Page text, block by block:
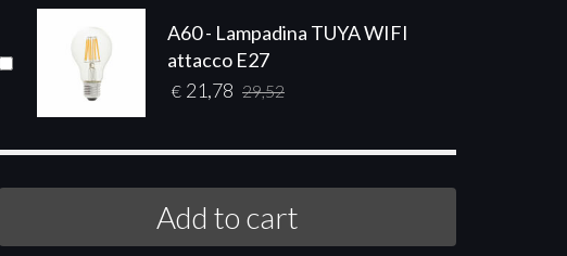
A60 - Lampadina TUYA WIFI
attacco E27
€ 21,78 29,52
Add to cart